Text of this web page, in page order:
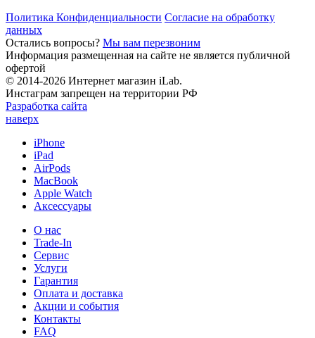
Политика Конфиденциальности Согласие на обработку
данных
Остались вопросы? Мы вам перезвоним
Информация размещенная на сайте не является публичной
офертой
© 2014-2026 Интернет магазин iLab.
Инстаграм запрещен на территории РФ
Разработка сайта
наверх
iPhone
iPad
AirPods
MacBook
Apple Watch
Аксессуары
О нас
Trade-In
Сервис
Услуги
Гарантия
Оплата и доставка
Акции и события
Контакты
FAQ